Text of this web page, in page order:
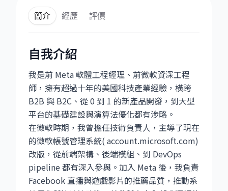
簡介 經歷 評價
自我介紹
我是前 Meta 軟體工程經理、前微軟資深工程
師，擁有超過十年的美國科技產業經驗，橫跨
B2B 與 B2C、從 0 到 1 的新產品開發，到大型
平台的基礎建設與演算法優化都有涉略。
在微軟時期，我曾擔任技術負責人，主導了現在
的微軟帳號管理系統( account.microsoft.com)
改版，從前端架構、後端模組、到 DevOps
pipeline 都有深入參與。加入 Meta 後，我負責
Facebook 直播與遊戲影片的推薦品質，推動系